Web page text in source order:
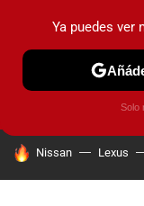
PRUEBAS
HOY SE HABLA DE
Nissan Lexus
Ya puedes ver
Solo